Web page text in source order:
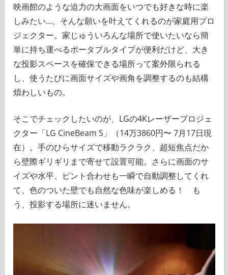
映画館のような迫力の大画面をいつでも好きな時に楽
しみたい…。そんな願いを叶えてくれるのが家庭用プロ
ジェクター。家じゅういろんな場所で使いたいなら簡
単に持ち運べるポータブルタイプが便利だけど、大き
な投影スペースを確保できる場所って案外限られる
し、使うたびに画面サイズや画角を調整するのも結構
煩わしいもの。
そこでチェックしたいのが、LGの4Kレーザープロジェ
クター「LG CineBeam S」（14万3860円〜 7月17日現
在）。手のひらサイズで移動ラクラク、超短焦点だか
ら壁際ギリギリまで寄せて設置可能。さらに画面のサ
イズや水平、ピント合わせも一瞬で自動調整してくれ
て、色のついた壁でも自然な色味が楽しめる！ も
う、投影する場所に迷いません。